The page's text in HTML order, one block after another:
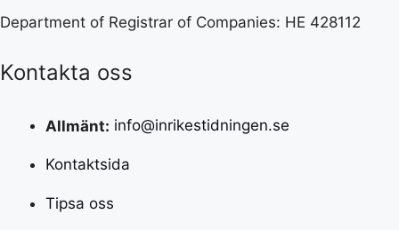
Department of Registrar of Companies: HE 428112
Kontakta oss
Allmänt: info@inrikestidningen.se
Kontaktsida
Tipsa oss